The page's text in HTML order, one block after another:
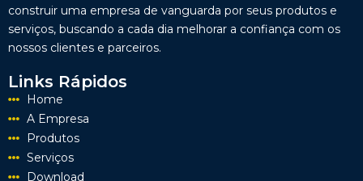
construir uma empresa de vanguarda por seus produtos e
serviços, buscando a cada dia melhorar a confiança com os
nossos clientes e parceiros.
Links Rápidos
Home
A Empresa
Produtos
Serviços
Download